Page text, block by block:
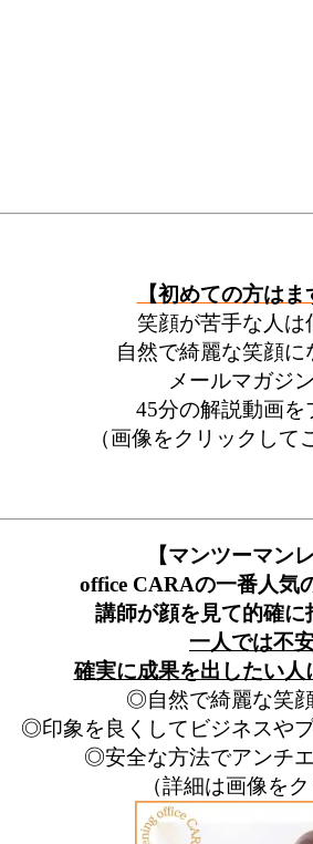
【初めての方はま
笑顔が苦手な人は
自然で綺麗な笑顔に
メールマガジ
45分の解説動画を
（画像をクリックして
【マンツーマン
office CARAの一番人気
講師が顔を見て的確に
一人では不
確実に成果を出したい人
◎自然で綺麗な笑
◎印象を良くしてビジネスや
◎安全な方法でアンチ
（詳細は画像をク